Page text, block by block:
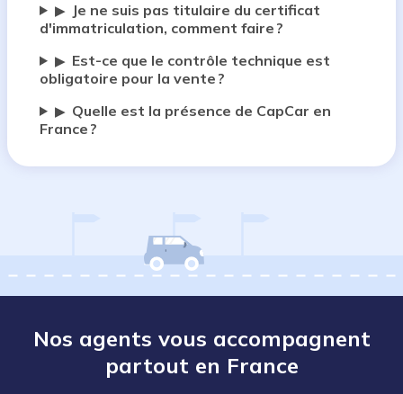
▶
Je ne suis pas titulaire du certificat
d'immatriculation, comment faire ?
▶ Est-ce que le contrôle technique est
obligatoire pour la vente ?
▶ Quelle est la présence de CapCar en
France ?
Nos agents vous accompagnent
partout en France